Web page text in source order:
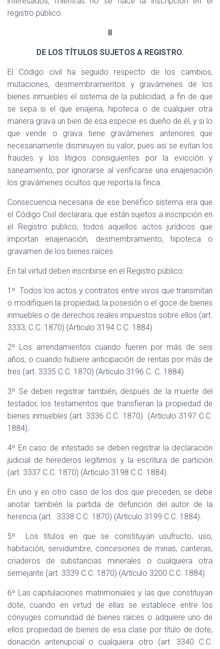
registro público.
II
DE LOS TÍTULOS SUJETOS A REGISTRO.
El Código civil ha seguido respecto de los cambios,
mutaciones, desmembramientos y gravámenes de los
bienes inmuebles el sistema de la publicidad, a fin de que
se sepa si el que enajena, hipoteca o de cualquier otra
manera grava un bien de esa especie es dueño de él, y si lo
que vende o grava tiene gravámenes anteriores que
necesariamente disminuyen su valor; pues así se evitan los
fraudes y los litigios consiguientes por la evicción y
saneamiento, por ignorarse al verificarse una enajenación
los gravámenes ocultos que reporta la finca.
Consecuencia necesaria de ese benéfico sistema era que
el Código Civil declarara, que están sujetos a inscripción en
el Registro público, todos aquellos actos jurídicos que
importan enajenación, desmembramiento, hipoteca o
gravamen de los bienes raíces.
En tal virtud deben inscribirse en el Registro público:
1º Todos los actos y contratos entre vivos que transmitan
o modifiquen la propiedad, la posesión o el goce de bienes
inmuebles o de derechos reales impuestos sobre ellos (art.
3333, C.C. 1870) (Artículo 3194 C.C. 1884)
2º Los arrendamientos cuando fueren por más de seis
años, o cuando hubiere anticipación de rentas por más de
tres (art. 3335 C.C. 1870) (Artículo 3196 C. C. 1884)
3º Se deben registrar también, después de la muerte del
testador, los testamentos que transfieran la propiedad de
bienes inmuebles (art. 3336 C.C. 1870)
(Artículo 3197 C.C.
1884).
4º En caso de intestado se deben registrar la declaración
judicial de herederos legítimos y la escritura de partición
(art. 3337 C.C. 1870) (Artículo 3198 C.C. 1884).
En uno y en otro caso de los dos que preceden, se debe
anotar también la partida de defunción del autor de la
herencia (art. 3338 C.C. 1870) (Artículo 3199 C.C. 1884).
5º
Los títulos en que se constituyan usufructo, uso,
habitación, servidumbre, concesiones de minas, canteras,
criaderos de substancias minerales o cualquiera otra
semejante (art. 3339 C.C. 1870) (Artículo 3200 C.C. 1884).
6º Las capitulaciones matrimoniales y las que constituyan
dote, cuando en virtud de ellas se establece entre los
cónyuges comunidad de bienes raíces o adquiere uno de
ellos propiedad de bienes de esa clase por título de dote,
donación antenupcial o cualquiera otro (art. 3340 C.C.